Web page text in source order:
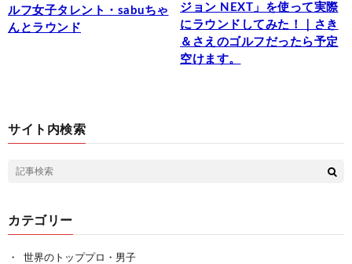
ルフ女子タレント・sabuちゃ
んとラウンド
ジョン NEXT」を使って実際
にラウンドしてみた！｜さき
＆さえのゴルフだったら予定
空けます。
サイト内検索
カテゴリー
世界のトッププロ・男子